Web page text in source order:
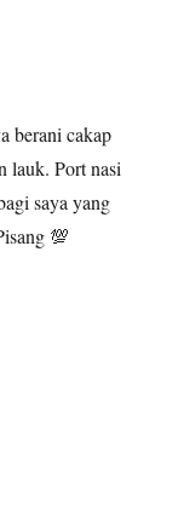
berani cakap
lauk. Port nasi
saya yang
💯